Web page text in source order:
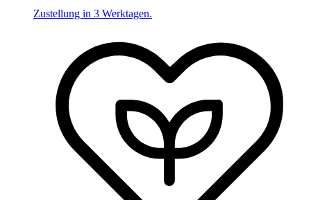
Zustellung in 3 Werktagen.